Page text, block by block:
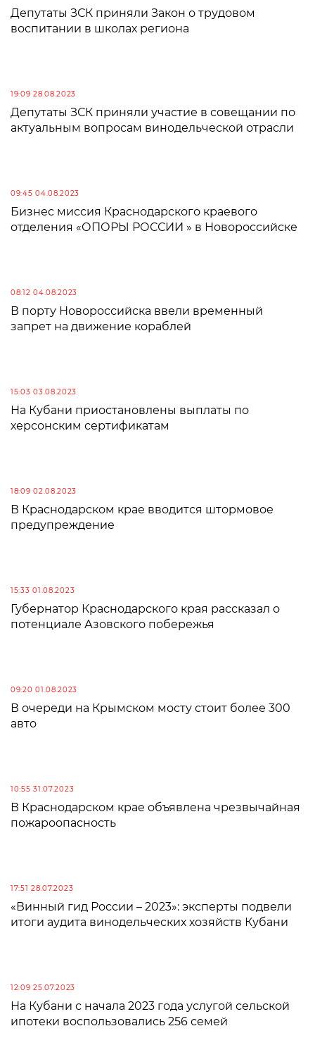
Депутаты ЗСК приняли Закон о трудовом
воспитании в школах региона
19:09 28.08.2023
Депутаты ЗСК приняли участие в совещании по
актуальным вопросам винодельческой отрасли
09:45 04.08.2023
Бизнес миссия Краснодарского краевого
отделения «ОПОРЫ РОССИИ » в Новороссийске
08:12 04.08.2023
В порту Новороссийска ввели временный
запрет на движение кораблей
15:03 03.08.2023
На Кубани приостановлены выплаты по
херсонским сертификатам
18:09 02.08.2023
В Краснодарском крае вводится штормовое
предупреждение
15:33 01.08.2023
Губернатор Краснодарского края рассказал о
потенциале Азовского побережья
09:20 01.08.2023
В очереди на Крымском мосту стоит более 300
авто
10:55 31.07.2023
В Краснодарском крае объявлена чрезвычайная
пожароопасность
17:51 28.07.2023
«Винный гид России – 2023»: эксперты подвели
итоги аудита винодельческих хозяйств Кубани
12:09 25.07.2023
На Кубани с начала 2023 года услугой сельской
ипотеки воспользовались 256 семей